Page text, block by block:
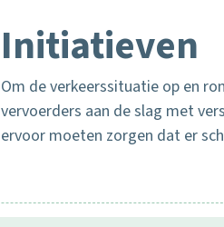
Initiatieven
Om de verkeerssituatie op en
vervoerders aan de slag met
ervoor moeten zorgen dat er